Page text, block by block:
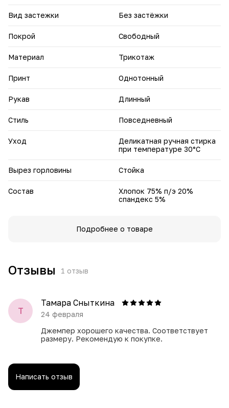
Вид застежки Без застёжки
Покрой Свободный
Материал Трикотаж
Принт Однотонный
Рукав Длинный
Стиль Повседневный
Уход
Деликатная ручная стирка
при температуре 30°С
Вырез горловины Стойка
Состав
Хлопок 75% п/э 20%
спандекс 5%
Подробнее о товаре
Отзывы 1 отзыв
Т
Тамара Сныткина
24 февраля
Джемпер хорошего качества. Соответствует
размеру. Рекомендую к покупке.
Написать отзыв